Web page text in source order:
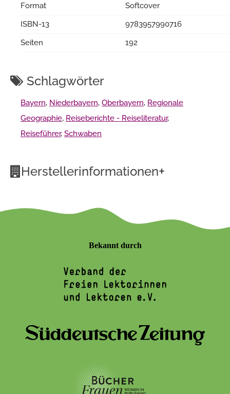
Format
Softcover
ISBN-13
9783957990716
Seiten
192
Schlagwörter
Bayern, Niederbayern, Oberbayern, Regionale
Geographie, Reiseberichte - Reiseliteratur,
Reiseführer, Schwaben
Herstellerinformationen+
Bekannt durch